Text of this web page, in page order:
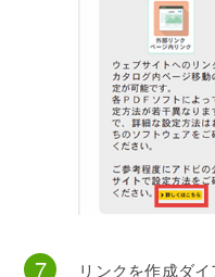
リンクを作成ダ